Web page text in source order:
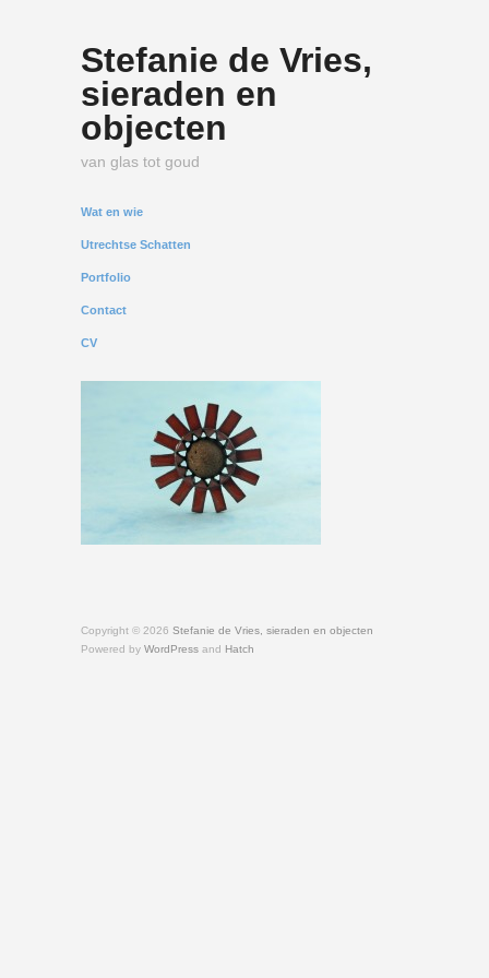
Stefanie de Vries,
sieraden en
objecten
van glas tot goud
Wat en wie
Utrechtse Schatten
Portfolio
Contact
CV
Copyright © 2026 Stefanie de Vries, sieraden en objecten
Powered by WordPress and Hatch